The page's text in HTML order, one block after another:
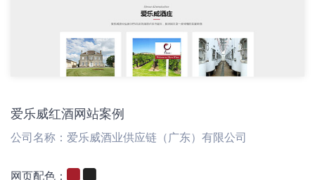
爱乐威红酒网站案例
公司名称：爱乐威酒业供应链（广东）有限公司
网页配色：